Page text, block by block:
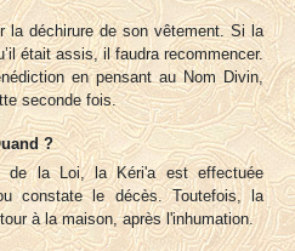
la déchirure de son vêtement. Si la
était assis, il faudra recommencer.
en pensant au Nom Divin,
seconde fois.
?
de la Loi, la Kéri'a est effectuée
constate le décès. Toutefois, la
à la maison, après l'inhumation.